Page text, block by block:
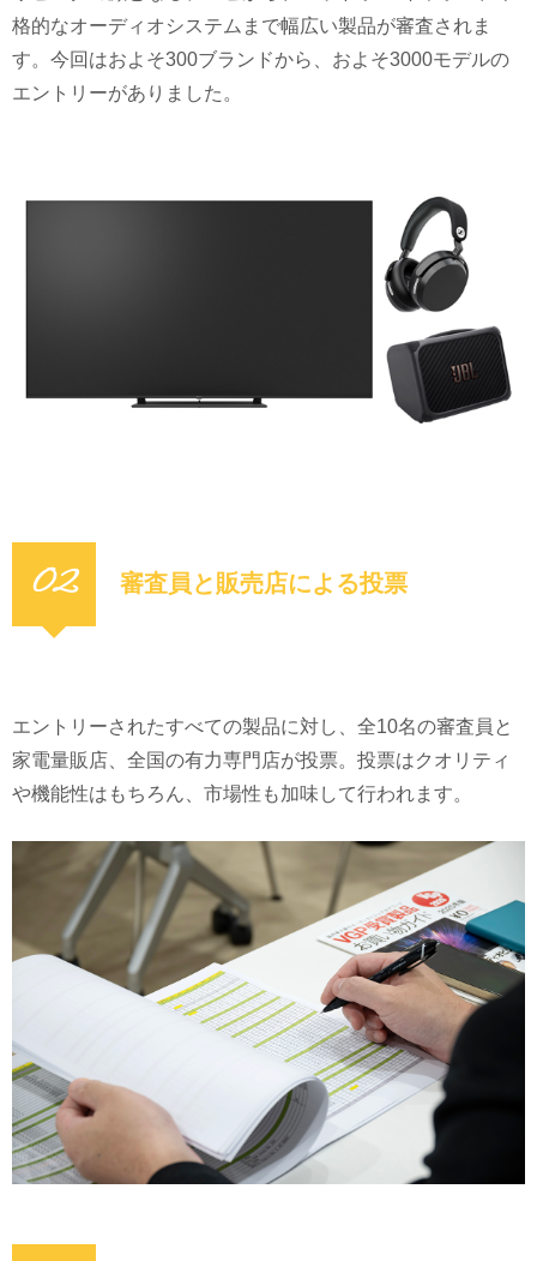
格的なオーディオシステムまで幅広い製品が審査されま
す。今回はおよそ300ブランドから、およそ3000モデルの
エントリーがありました。
02 審査員と販売店による投票
エントリーされたすべての製品に対し、全10名の審査員と
家電量販店、全国の有力専門店が投票。投票はクオリティ
や機能性はもちろん、市場性も加味して行われます。